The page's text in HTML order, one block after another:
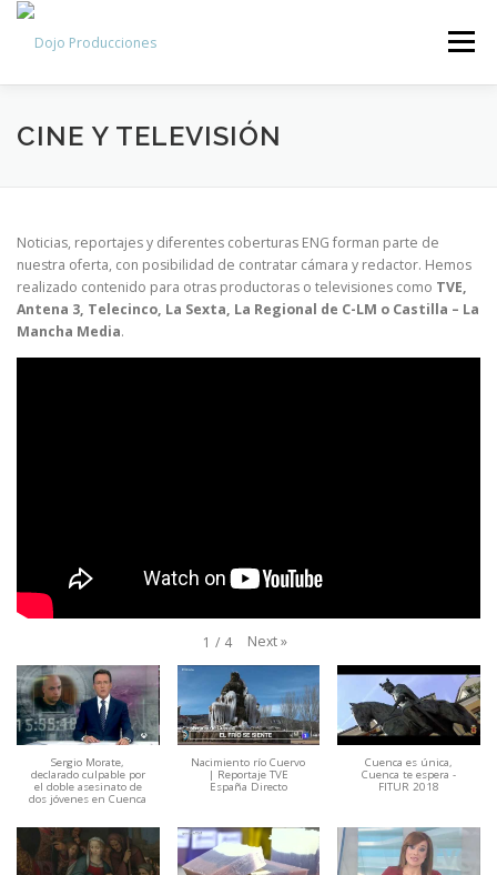
Saltar
contenido
Menú
INICIO SERVICIOS PORTFOLIO
CINE Y TELEVISIÓN
Noticias, reportajes y diferentes coberturas ENG forman parte de
nuestra oferta, con posibilidad de contratar cámara y redactor. Hemos
realizado contenido para otras productoras o televisiones como TVE,
Antena 3, Telecinco, La Sexta, La Regional de C-LM o Castilla – La
Mancha Media.
1 / 4 Next»
Sergio Morate,
declarado culpable por
el doble asesinato de
dos jóvenes en Cuenca
Nacimiento río Cuervo
| Reportaje TVE
España Directo
Cuenca es única,
Cuenca te espera -
FITUR 2018